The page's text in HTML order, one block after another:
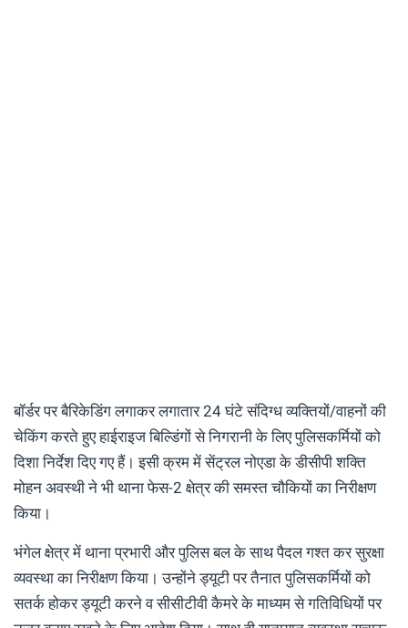
बॉर्डर पर बैरिकेडिंग लगाकर लगातार 24 घंटे संदिग्ध व्यक्तियों/वाहनों की
चेकिंग करते हुए हाईराइज बिल्डिंगों से निगरानी के लिए पुलिसकर्मियों को
दिशा निर्देश दिए गए हैं। इसी क्रम में सेंट्रल नोएडा के डीसीपी शक्ति
मोहन अवस्थी ने भी थाना फेस-2 क्षेत्र की समस्त चौकियों का निरीक्षण
किया।
भंगेल क्षेत्र में थाना प्रभारी और पुलिस बल के साथ पैदल गश्त कर सुरक्षा
व्यवस्था का निरीक्षण किया। उन्होंने ड्यूटी पर तैनात पुलिसकर्मियों को
सतर्क होकर ड्यूटी करने व सीसीटीवी कैमरे के माध्यम से गतिविधियों पर